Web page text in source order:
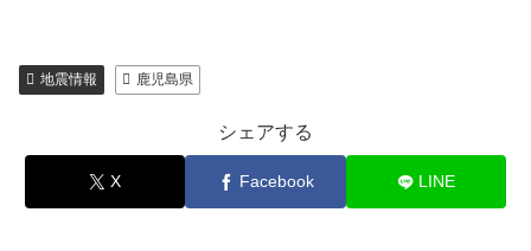
地震情報 鹿児島県
シェアする
X Facebook LINE